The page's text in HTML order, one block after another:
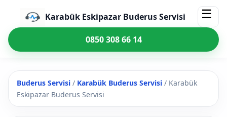
Karabük Eskipazar Buderus Servisi ☰
0850 308 66 14
Buderus Servisi / Karabük Buderus Servisi / Karabük
Eskipazar Buderus Servisi